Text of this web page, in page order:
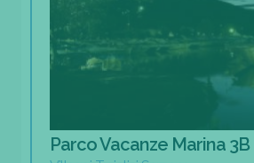
Parco Vacanze Marina 3B